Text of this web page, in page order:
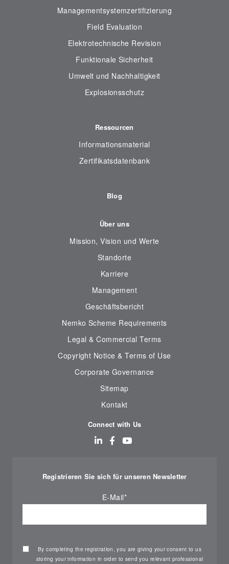
Managementsystemzertifizierung
Field Evaluation
Elektrotechnische Revision
Funktionale Sicherheit
Umwelt und Nachhaltigkeit
Explosionsschutz
Ressourcen
Informationsmaterial
Zertifikatsdatenbank
Blog
Über uns
Mission, Vision und Werte
Standorte
Karriere
Management
Geschäftsbericht
Nemko Scheme Requirements
Legal & Commercial Terms
Copyright Notice & Terms of Use
Corporate Governance
Sitemap
Kontakt
Connect with Us
Registrieren Sie sich für unseren Newsletter
E-Mail*
By completing the registration, you are giving your consent to us
storing your information in order to send you relevant professional